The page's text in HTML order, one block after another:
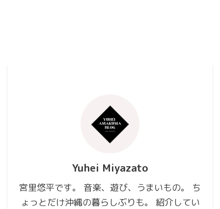
Yuhei Miyazato
宮里悠平です。 音楽、遊び、うまいもの。 ち
ょっとだけ沖縄の暮らしぶりも。 紹介してい